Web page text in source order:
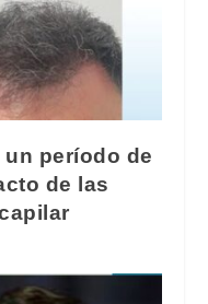
período de
de las